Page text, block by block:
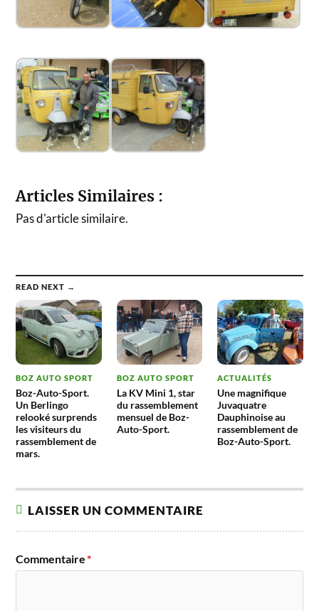
Articles Similaires :
Pas d'article similaire.
READ NEXT →
BOZ AUTO SPORT
Boz-Auto-Sport.
Un Berlingo
relooké surprends
les visiteurs du
rassemblement de
mars.
BOZ AUTO SPORT
La KV Mini 1, star
du rassemblement
mensuel de Boz-
Auto-Sport.
ACTUALITÉS
Une magnifique
Juvaquatre
Dauphinoise au
rassemblement de
Boz-Auto-Sport.
LAISSER UN COMMENTAIRE
Commentaire*